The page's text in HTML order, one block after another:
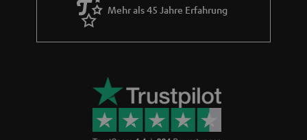
Mehr als 45 Jahre Erfahrung